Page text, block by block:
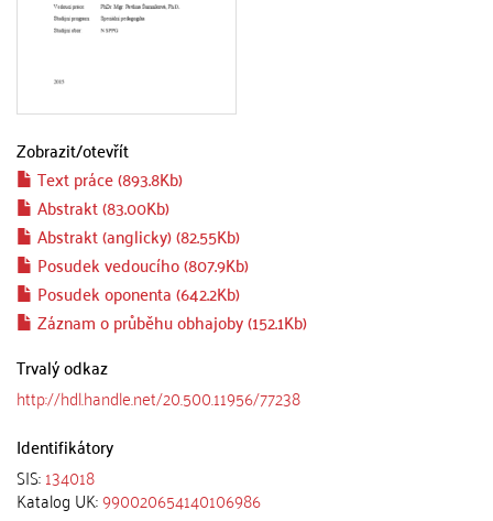
Zobrazit/otevřít
Text práce (893.8Kb)
Abstrakt (83.00Kb)
Abstrakt (anglicky) (82.55Kb)
Posudek vedoucího (807.9Kb)
Posudek oponenta (642.2Kb)
Záznam o průběhu obhajoby (152.1Kb)
Trvalý odkaz
http://hdl.handle.net/20.500.11956/77238
Identifikátory
SIS:134018
Katalog UK:990020654140106986